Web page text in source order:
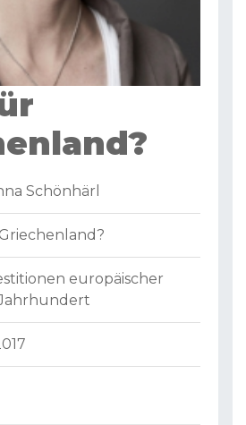
Schönhärl
europäischer
Jahrhundert